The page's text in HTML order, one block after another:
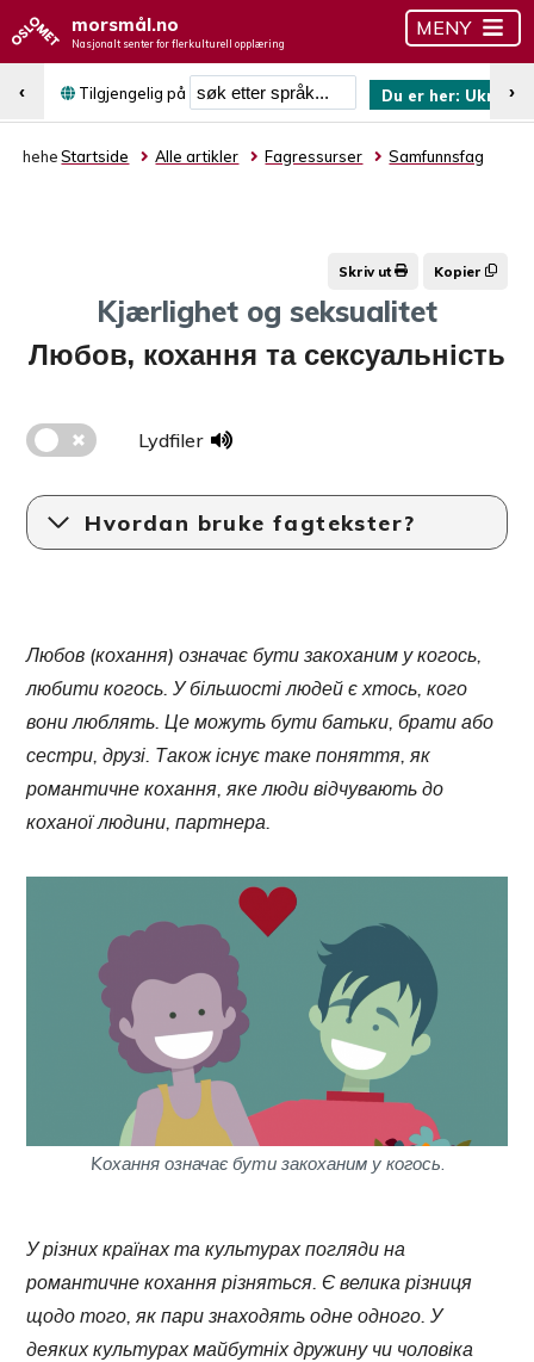
morsmål.no
Nasjonalt senter for flerkulturell opplæring
MENY
Tilgjengelig på
Søk etter språk
Du er her:
‹ ›
hehe Startside Alle artikler Fagressurser Samfunnsfag
Skriv ut Kopier
Kjærlighet og seksualitet
Любов, кохання та сексуальність
Lydfiler
Hvordan bruke fagtekster?
Любов (кохання) означає бути закоханим у когось,
любити когось. У більшості людей є хтось, кого
вони люблять. Це можуть бути батьки, брати або
сестри, друзі. Також існує таке поняття, як
романтичне кохання, яке люди відчувають до
коханої людини, партнера.
Kохання означає бути закоханим у когось.
У різних країнах та культурах погляди на
романтичне кохання різняться. Є велика різниця
щодо того, як пари знаходять одне одного. У
деяких культурах майбутніх дружину чи чоловіка